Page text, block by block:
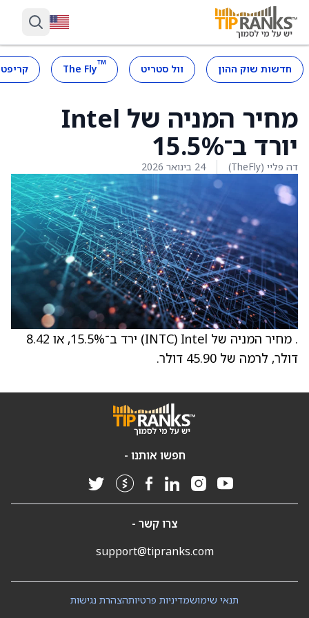
חדשות שוק ההון וול סטריט ™
The Fly
מחיר המניה של Intel
יורד ב־15.5%
דה פליי (TheFly) 24 בינואר 2026
. מחיר המניה של Intel ‏(INTC) ירד ב־15.5%, או 8.42
דולר, לרמה של 45.90 דולר.
חפשו אותנו -
צרו קשר -
support@tipranks.com
הצהרת נגישותמדיניות פרטיותתנאי שימוש